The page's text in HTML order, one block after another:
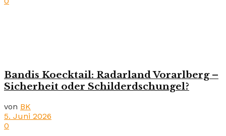
Bandis Koecktail: Radarland Vorarlberg –
Sicherheit oder Schilderdschungel?
von BK
5. Juni 2026
0